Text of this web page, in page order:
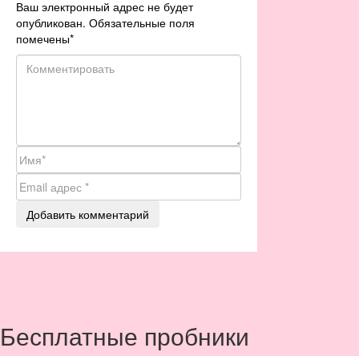
Ваш электронный адрес не будет
опубликован. Обязательные поля
помечены*
Бесплатные пробники